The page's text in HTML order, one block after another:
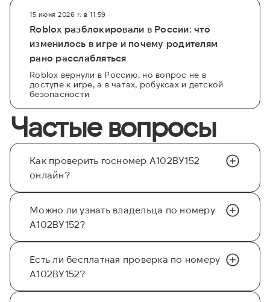
15 июня 2026 г. в 11:59
Roblox разблокировали в России: что
изменилось в игре и почему родителям
рано расслабляться
Roblox вернули в Россию, но вопрос не в
доступе к игре, а в чатах, робуксах и детской
безопасности
Частые вопросы
Как проверить госномер А102ВУ152
онлайн?
Можно ли узнать владельца по номеру
А102ВУ152?
Есть ли бесплатная проверка по номеру
А102ВУ152?